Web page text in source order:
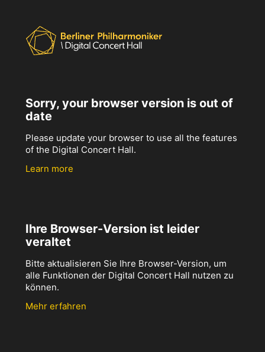
Sorry, your browser version is out of
date
Please update your browser to use all the features
of the Digital Concert Hall.
Learn more
Ihre Browser-Version ist leider
veraltet
Bitte aktualisieren Sie Ihre Browser-Version, um
alle Funktionen der Digital Concert Hall nutzen zu
können.
Mehr erfahren